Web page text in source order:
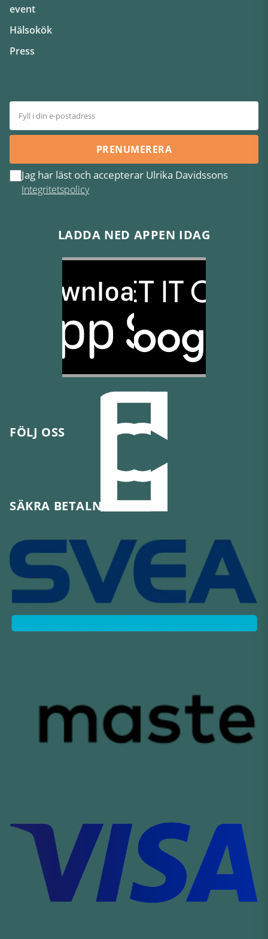
event
Hälsokök
Press
PRENUMERERA
Jag har läst och accepterar Ulrika Davidssons
Integritetspolicy
LADDA NED APPEN IDAG
FÖLJ OSS
SÄKRA BETALNINGAR